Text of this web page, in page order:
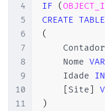
4
5
6
7
8
9
10
11
IF (
CREATE TABLE
(
    Contador
    Nome
    Idade
Site
)